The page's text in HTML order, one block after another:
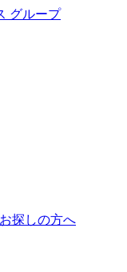
探しの方へ